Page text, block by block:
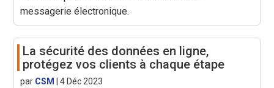
messagerie électronique.
La sécurité des données en ligne,
protégez vos clients à chaque étape
par CSM |4 Déc 2023